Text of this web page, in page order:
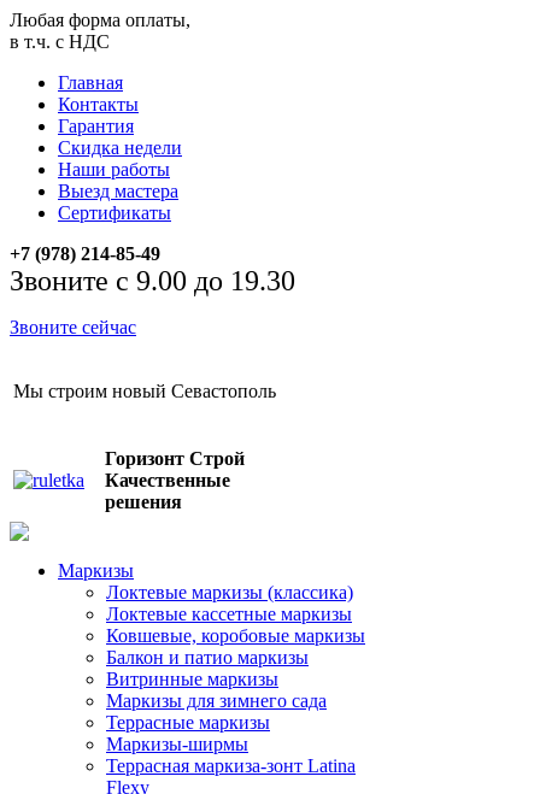
Любая форма оплаты,
в т.ч. с НДС
Главная
Контакты
Гарантия
Скидка недели
Наши работы
Выезд мастера
Сертификаты
+7 (978) 214-85-49
Звоните с 9.00 до 19.30
Звоните сейчас
Мы строим новый Севастополь
Горизонт Строй
Качественные
решения
Маркизы
Локтевые маркизы (классика)
Локтевые кассетные маркизы
Ковшевые, коробовые маркизы
Балкон и патио маркизы
Витринные маркизы
Маркизы для зимнего сада
Террасные маркизы
Маркизы-ширмы
Террасная маркиза-зонт Latina
Flexy